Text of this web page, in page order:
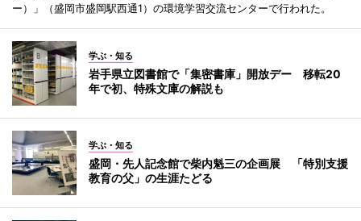
ー）」（盛岡市盛岡駅西通1）の環境学習交流センターで行われた。
学ぶ・知る
岩手県立図書館で「集密書庫」開放デー 移転20
年で初、特殊文庫の解説も
学ぶ・知る
盛岡・先人記念館で柴内魁三の企画展 「特別支援
教育の父」の生涯たどる